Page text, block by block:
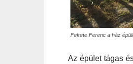
Fekete Ferenc a ház
Az épület tágas